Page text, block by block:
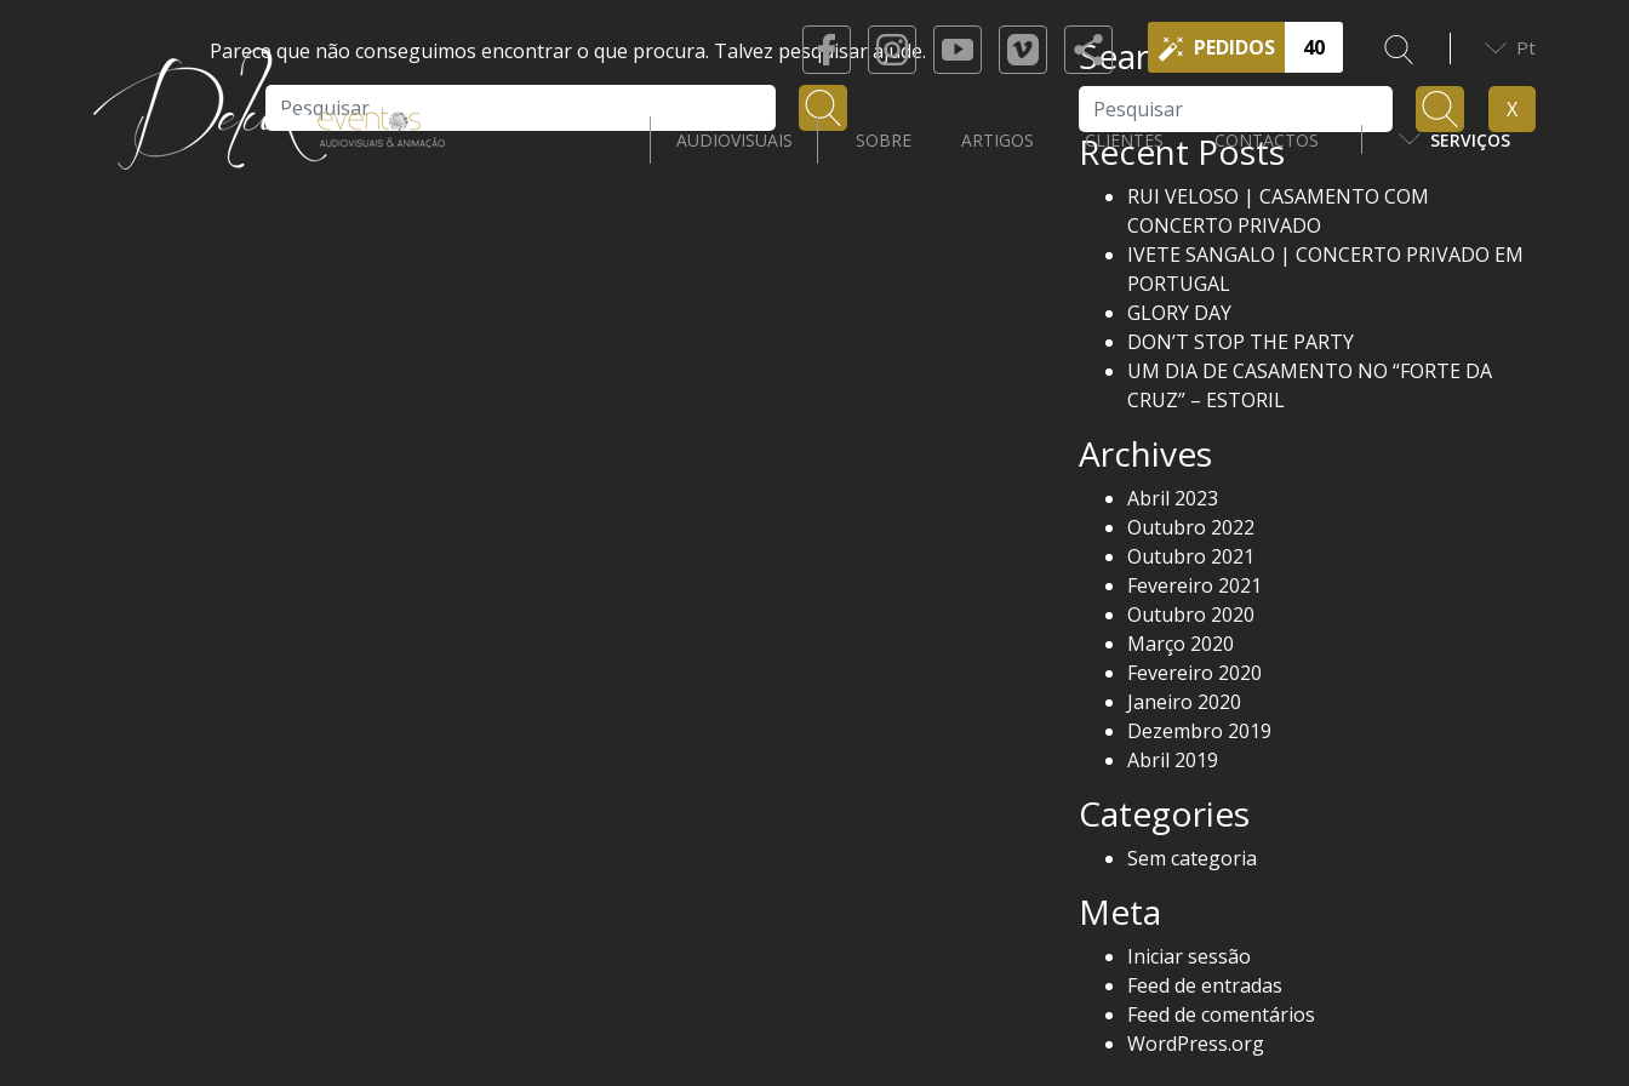
PEDIDOS 40 Pt
AUDIOVISUAIS SOBRE ARTIGOS CLIENTES CONTACTOS SERVIÇOS
Parece que não conseguimos encontrar o que procura. Talvez pesquisar ajude.
Search
Pesquisar X
Recent Posts
RUI VELOSO | CASAMENTO COM
CONCERTO PRIVADO
IVETE SANGALO | CONCERTO PRIVADO EM
PORTUGAL
GLORY DAY
DON’T STOP THE PARTY
UM DIA DE CASAMENTO NO “FORTE DA
CRUZ” – ESTORIL
Archives
Abril 2023
Outubro 2022
Outubro 2021
Fevereiro 2021
Outubro 2020
Março 2020
Fevereiro 2020
Janeiro 2020
Dezembro 2019
Abril 2019
Categories
Sem categoria
Meta
Iniciar sessão
Feed de entradas
Feed de comentários
WordPress.org